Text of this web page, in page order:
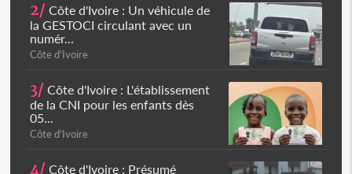
2/ Côte d'Ivoire : Un véhicule de
la GESTOCI circulant avec un
numér...
Côte d'Ivoire
3/ Côte d'Ivoire : L'établissement
de la CNI pour les enfants dès
05...
Côte d'Ivoire
4/ Côte d'Ivoire : Présumé